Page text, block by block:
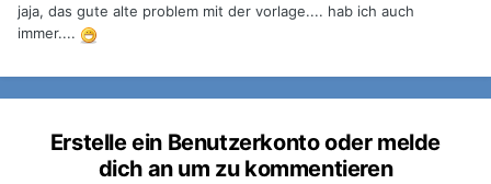
jaja, das gute alte problem mit der vorlage.... hab ich auch
immer....
Erstelle ein Benutzerkonto oder melde
dich an um zu kommentieren